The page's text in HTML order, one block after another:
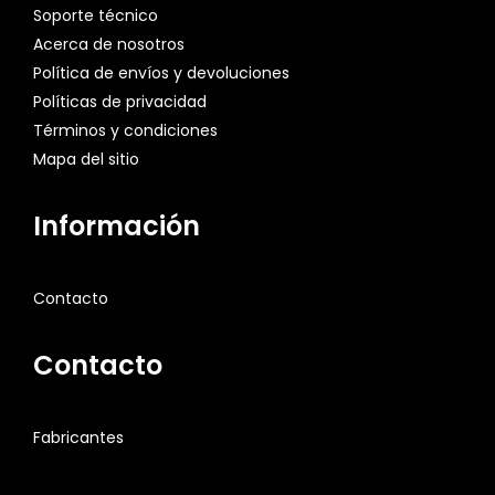
Soporte técnico
Acerca de nosotros
Política de envíos y devoluciones
Políticas de privacidad
Términos y condiciones
Mapa del sitio
Información
Contacto
Contacto
Fabricantes